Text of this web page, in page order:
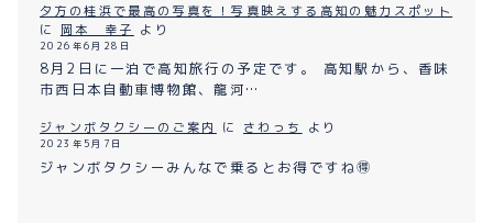
夕方の桂浜で最高の写真を！写真映えする高知の魅力スポット
に 岡本 幸子 より
2026年6月28日
8月2日に一泊で高知旅行の予定です。 高知駅から、香味
市西日本自動車博物館、龍河…
ジャンボタクシーのご案内 に さわっち より
2023年5月7日
ジャンボタクシーみんなで乗るとお得ですね🉐